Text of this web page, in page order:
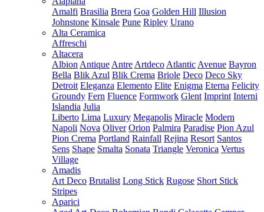
Amalfi Brasilia Brera Goa Golden Hill Illusion
Johnstone Kinsale Pune Ripley Urano
Alta Ceramica
Affreschi
Altacera
Albion Antique Antre Artdeco Atlantic Avenue Bayron
Bella Blik Azul Blik Crema Briole Deco Deco Sky
Detroit Eleganza Elemento Elite Enigma Eterna Felicity
Groundy Fern Fluence Formwork Glent Imprint Interni
Islandia Julia
Liberto Lima Luxury Megapolis Miracle Modern
Napoli Nova Oliver Orion Palmira Paradise Pion Azul
Pion Crema Portland Rainfall Rejina Resort Santos
Sens Shape Smalta Sonata Triangle Veronica Vertus
Village
Amadis
Art Deco Brutalist Long Stick Rugose Short Stick
Stripes
Aparici